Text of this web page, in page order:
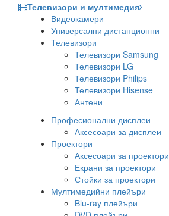
Телевизори и мултимедия
Видеокамери
Универсални дистанционни
Телевизори
Телевизори Samsung
Телевизори LG
Телевизори Philips
Телевизори Hisense
Антени
Професионални дисплеи
Аксесоари за дисплеи
Проектори
Аксесоари за проектори
Екрани за проектори
Стойки за проектори
Мултимедийни плейъри
Blu-ray плейъри